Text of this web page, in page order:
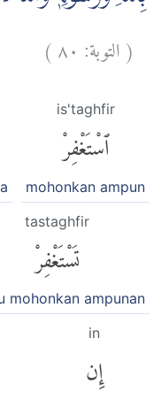
(التوبة: ٨٠)
is'taghfir
ٱسْتَغْفِرْ
mohonkan ampun
tastaghfir
تَسْتَغْفِرْ
mohonkan ampunan
in
إِن